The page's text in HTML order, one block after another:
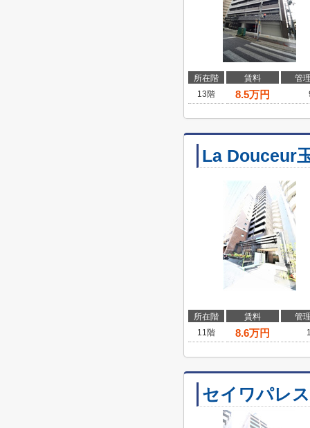
所在階 賃料
管
13階
8.5万円
La Douceur
所在階 賃料
管
11階
8.6万円
セイワパレ